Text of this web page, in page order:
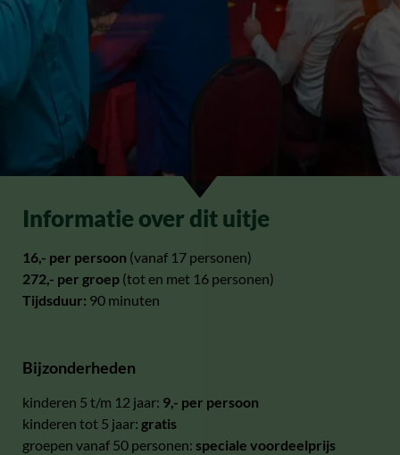
Informatie over dit uitje
16,- per persoon (vanaf 17 personen)
272,- per groep (tot en met 16 personen)
Tijdsduur: 90 minuten
Bijzonderheden
kinderen 5 t/m 12 jaar: 9,- per persoon
kinderen tot 5 jaar: gratis
groepen vanaf 50 personen: speciale voordeelprijs